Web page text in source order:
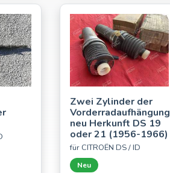
Zwei Zylinder der
Vorderradaufhängung
neu Herkunft DS 19
oder 21 (1956-1966)
für CITROËN DS / ID
Neu